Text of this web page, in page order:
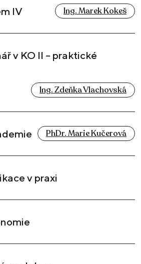
IV Ing. Marek Kokeš
v KO II – praktické
Ing. Zdeňka Vlachovská
PhDr. Marie Kučerová
v praxi